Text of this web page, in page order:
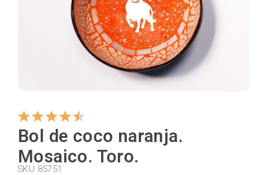
Tazas
Bols
Colgadores
Cortadores
Bol de coco naranja.
Mosaico. Toro.
SKU 85751